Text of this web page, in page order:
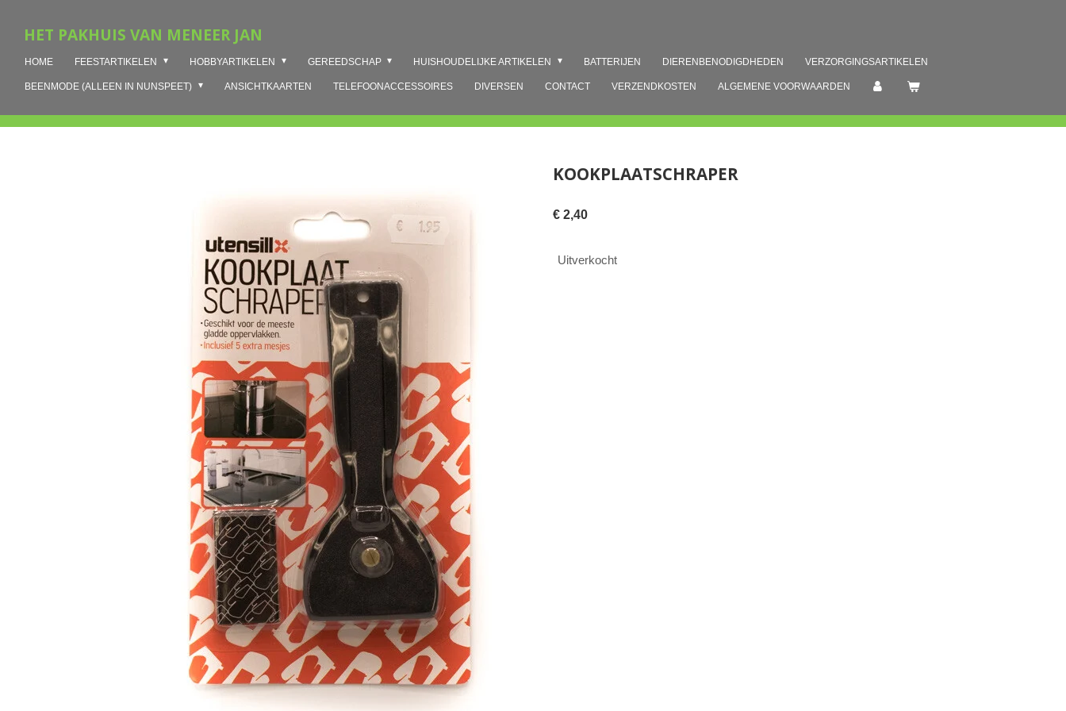
direct
hoofdinhoud
HET PAKHUIS VAN MENEER JAN
HOME FEESTARTIKELEN HOBBYARTIKELEN GEREEDSCHAP HUISHOUDELIJKE ARTIKELEN BATTERIJEN DIERENBENODIGDHEDEN VERZORGINGSARTIKELEN
BEENMODE (ALLEEN IN NUNSPEET) ANSICHTKAARTEN TELEFOONACCESSOIRES DIVERSEN CONTACT VERZENDKOSTEN ALGEMENE VOORWAARDEN
KOOKPLAATSCHRAPER
€ 2,40
Uitverkocht